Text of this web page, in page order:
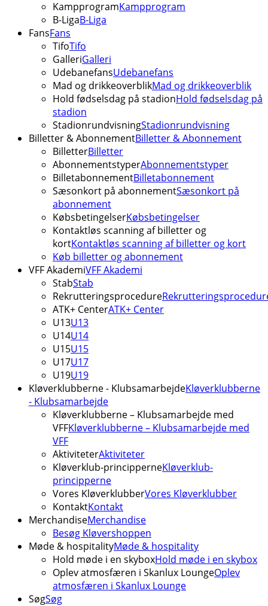
KampprogramKampprogram
B-LigaB-Liga
FansFans
TifoTifo
GalleriGalleri
UdebanefansUdebanefans
Mad og drikkeoverblikMad og drikkeoverblik
Hold fødselsdag på stadionHold fødselsdag på
stadion
StadionrundvisningStadionrundvisning
Billetter & AbonnementBilletter & Abonnement
BilletterBilletter
AbonnementstyperAbonnementstyper
BilletabonnementBilletabonnement
Sæsonkort på abonnementSæsonkort på
abonnement
KøbsbetingelserKøbsbetingelser
Kontaktløs scanning af billetter og
kortKontaktløs scanning af billetter og kort
Køb billetter og abonnement
VFF AkademiVFF Akademi
StabStab
Rekrutteringsprocedure
ATK+ CenterATK+ Center
U13U13
U14U14
U15U15
U17U17
U19U19
Kløverklubberne - KlubsamarbejdeKløverklubberne
- Klubsamarbejde
Kløverklubberne – Klubsamarbejde med
VFFKløverklubberne – Klubsamarbejde med
VFF
AktiviteterAktiviteter
Kløverklub-principperneKløverklub-
principperne
Vores KløverklubberVores Kløverklubber
KontaktKontakt
MerchandiseMerchandise
Besøg Kløvershoppen
Møde & hospitalityMøde & hospitality
Hold møde i en skyboxHold møde i en skybox
Oplev atmosfæren i Skanlux LoungeOplev
atmosfæren i Skanlux Lounge
SøgSøg